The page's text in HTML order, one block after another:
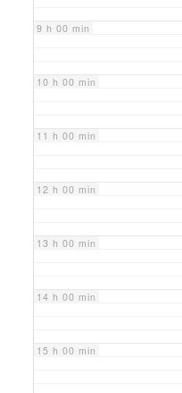
9 h 00 min
10 h 00 min
11 h 00 min
12 h 00 min
13 h 00 min
14 h 00 min
15 h 00 min